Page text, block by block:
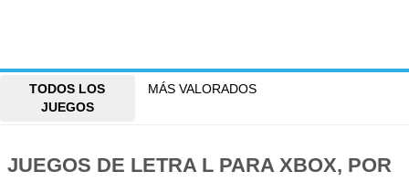
TODOS LOS
JUEGOS
MÁS VALORADOS
JUEGOS DE LETRA L PARA XBOX, POR